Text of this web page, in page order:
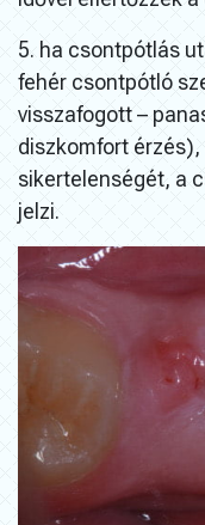
5. ha csontpótlás
fehér csontpótló
visszafogott –
diszkomfort
sikertelenségét, a
jelzi.